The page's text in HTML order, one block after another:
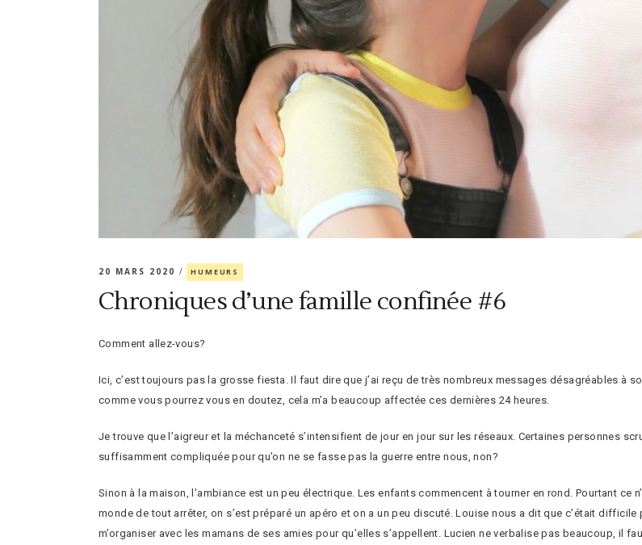
20 MARS 2020 HUMEURS
Chroniques d’une famille confinée #6
Comment allez-vous?
Ici, c’est toujours pas la grosse fiesta. Il faut dire que j’ai reçu de très nombreux messages désagréables à
comme vous pourrez vous en doutez, cela m’a beaucoup affectée ces dernières 24 heures.
Je trouve que l’aigreur et la méchanceté s’intensifient de jour en jour sur les réseaux. Certaines personnes
suffisamment compliquée pour qu’on ne se fasse pas la guerre entre nous, non?
Sinon à la maison, l’ambiance est un peu électrique. Les enfants commencent à tourner en rond. Pourtant ce
monde de tout arrêter, on s’est préparé un apéro et on a un peu discuté. Louise nous a dit que c’était
m’organiser avec les mamans de ses amies pour qu’elles s’appellent. Lucien ne verbalise pas beaucoup, il